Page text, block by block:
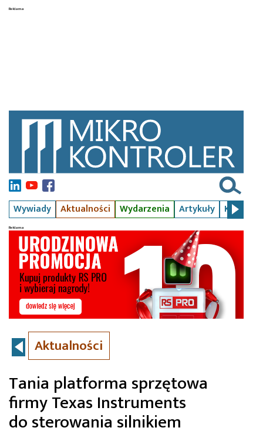
Wywiady Aktualności Wydarzenia Artykuły Kursy
Aktualności
Tania platforma sprzętowa
firmy Texas Instruments
do sterowania silnikiem